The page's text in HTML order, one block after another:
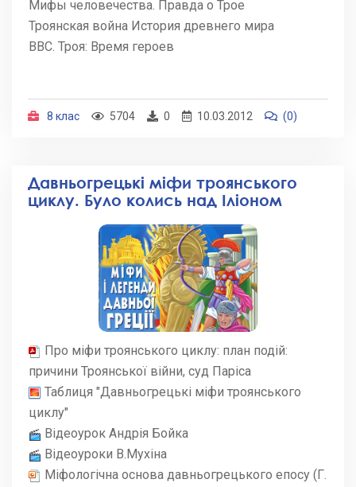
Мифы человечества. Правда о Трое
Троянская война История древнего мира
BBC. Троя: Время героев
8 клас 5704 0 10.03.2012 (0)
Давньогрецькі міфи троянського
циклу. Було колись над Іліоном
Про міфи троянського циклу: план подій:
причини Троянської війни, суд Паріса
Таблиця "Давньогрецькі міфи троянського
циклу"
Відеоурок Андрія Бойка
Відеоуроки В.Мухіна
Міфологічна основа давньогрецького епосу (Г.